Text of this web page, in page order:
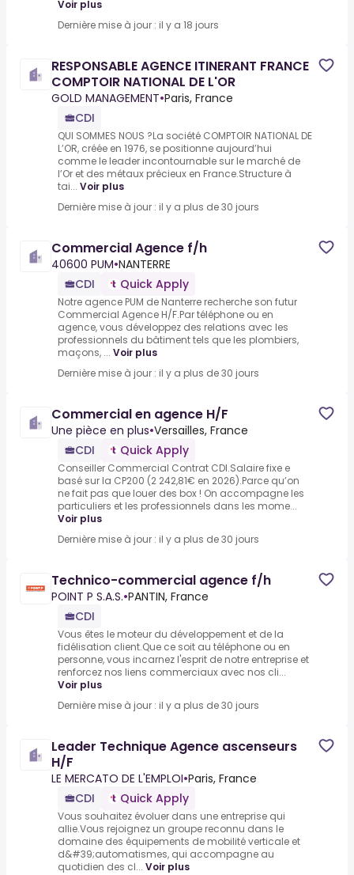
Voir plus
Dernière mise à jour : il y a 18 jours
RESPONSABLE AGENCE ITINERANT FRANCE
COMPTOIR NATIONAL DE L'OR
GOLD MANAGEMENT•Paris, France
CDI
QUI SOMMES NOUS ?La société COMPTOIR NATIONAL DE
L’OR, créée en 1976, se positionne aujourd’hui
comme le leader incontournable sur le marché de
l’Or et des métaux précieux en France.Structure à
tai... Voir plus
Dernière mise à jour : il y a plus de 30 jours
Commercial Agence f/h
40600 PUM•NANTERRE
CDI
Quick Apply
Notre agence PUM de Nanterre recherche son futur
Commercial Agence H/F.Par téléphone ou en
agence, vous développez des relations avec les
professionnels du bâtiment tels que les plombiers,
maçons, ... Voir plus
Dernière mise à jour : il y a plus de 30 jours
Commercial en agence H/F
Une pièce en plus•Versailles, France
CDI
Quick Apply
Conseiller Commercial Contrat CDI.Salaire fixe e
basé sur la CP200 (2 242,81€ en 2026).Parce qu’on
ne fait pas que louer des box ! On accompagne les
particuliers et les professionnels dans les mome...
Voir plus
Dernière mise à jour : il y a plus de 30 jours
Technico-commercial agence f/h
POINT P S.A.S.•PANTIN, France
CDI
Vous êtes le moteur du développement et de la
fidélisation client.Que ce soit au téléphone ou en
personne, vous incarnez l'esprit de notre entreprise et
renforcez nos liens commerciaux avec nos cli...
Voir plus
Dernière mise à jour : il y a plus de 30 jours
Leader Technique Agence ascenseurs
H/F
LE MERCATO DE L'EMPLOI•Paris, France
CDI
Quick Apply
Vous souhaitez évoluer dans une entreprise qui
allie.Vous rejoignez un groupe reconnu dans le
domaine des équipements de mobilité verticale et
d&#39;automatismes, qui accompagne au
quotidien des cl... Voir plus